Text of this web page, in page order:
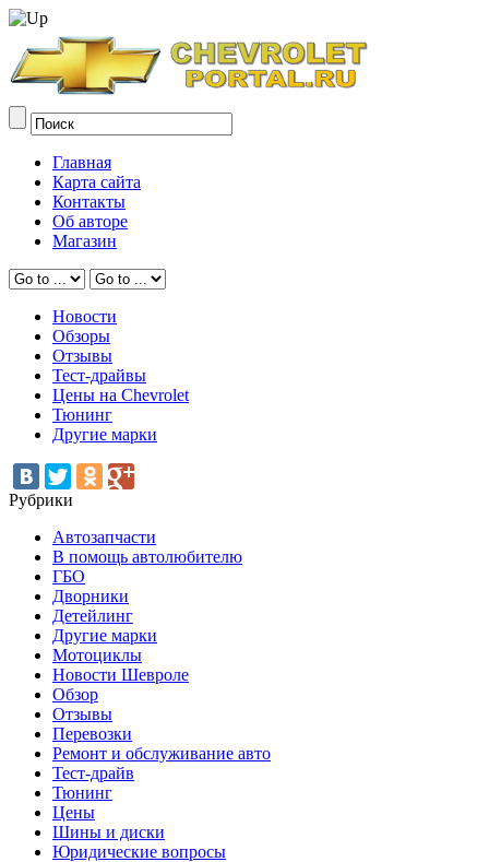
Главная
Карта сайта
Контакты
Об авторе
Магазин
Новости
Обзоры
Отзывы
Тест-драйвы
Цены на Chevrolet
Тюнинг
Другие марки
Рубрики
Автозапчасти
В помощь автолюбителю
ГБО
Дворники
Детейлинг
Другие марки
Мотоциклы
Новости Шевроле
Обзор
Отзывы
Перевозки
Ремонт и обслуживание авто
Тест-драйв
Тюнинг
Цены
Шины и диски
Юридические вопросы